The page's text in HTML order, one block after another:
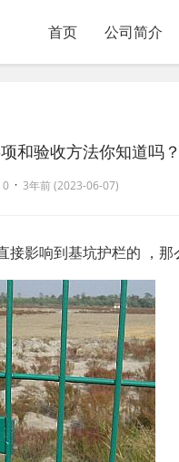
首页 公司简介
和验收方法你知道吗？
0 · 3年前 (2023-06-07)
接影响到基坑护栏的 ，